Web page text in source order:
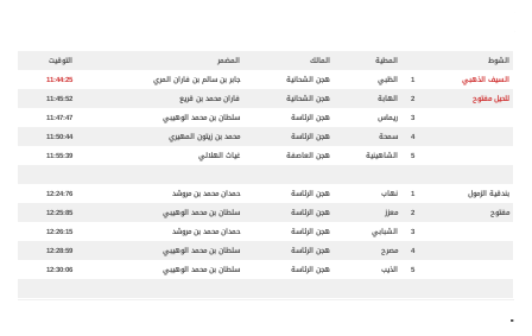
الشوط المطية المالك المضمر
التوقيت
السيف الذهبي
1 الظبي هجن الشحانية جابر بن سالم بن فاران المري
11:44:25
للحيل مفتوح
2 الهابة هجن الشحانية فاران محمد بن قريع
11:45:52
3
ريماس هجن الرئاسة سلطان بن محمد الوهيبي
11:47:47
4
سمحة هجن الرئاسة محمد بن زيتون المهيري
11:50:44
5
الشاهينية هجن العاصفة غياث الهلالي 11:55:39
بندقية الزمول 1 نهاب هجن الرئاسة حمدان محمد بن مروشد
12:24:76
مفتوح
2 معزز هجن الرئاسة سلطان بن محمد الوهيبي
12:25:85
3
الشبابي هجن الرئاسة حمدان محمد بن مروشد
12:26:15
4
مصرح هجن الرئاسة سلطان بن محمد الوهيبي
12:28:59
5
الذيب هجن الرئاسة سلطان بن محمد الوهيبي 12:30:06
.